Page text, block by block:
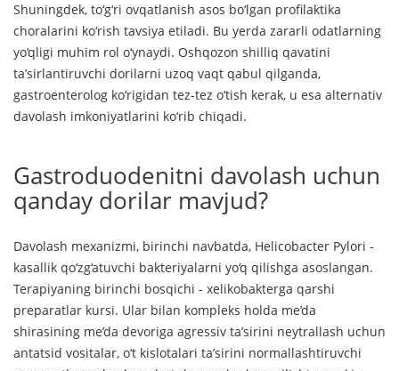
Shuningdek, to‘g‘ri ovqatlanish asos bo‘lgan profilaktika
choralarini ko‘rish tavsiya etiladi. Bu yerda zararli odatlarning
yo‘qligi muhim rol o‘ynaydi. Oshqozon shilliq qavatini
ta’sirlantiruvchi dorilarni uzoq vaqt qabul qilganda,
gastroenterolog ko‘rigidan tez-tez o‘tish kerak, u esa alternativ
davolash imkoniyatlarini ko‘rib chiqadi.
Gastroduodenitni davolash uchun
qanday dorilar mavjud?
Davolash mexanizmi, birinchi navbatda, Helicobacter Pylori -
kasallik qo‘zg‘atuvchi bakteriyalarni yo‘q qilishga asoslangan.
Terapiyaning birinchi bosqichi - xelikobakterga qarshi
preparatlar kursi. Ular bilan kompleks holda me’da
shirasining me’da devoriga agressiv ta’sirini neytrallash uchun
antatsid vositalar, o‘t kislotalari ta’sirini normallashtiruvchi